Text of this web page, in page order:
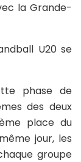
la Grande-
U20 se
phase de
des deux
place du
jour, les
groupe